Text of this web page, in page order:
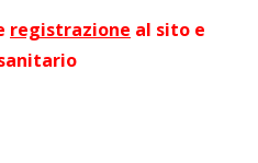
registrazione al sito e